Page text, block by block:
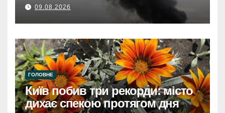
09.08.2026
ГОЛОВНЕ
Київ побив три рекорди: місто
дихає спекою протягом дня